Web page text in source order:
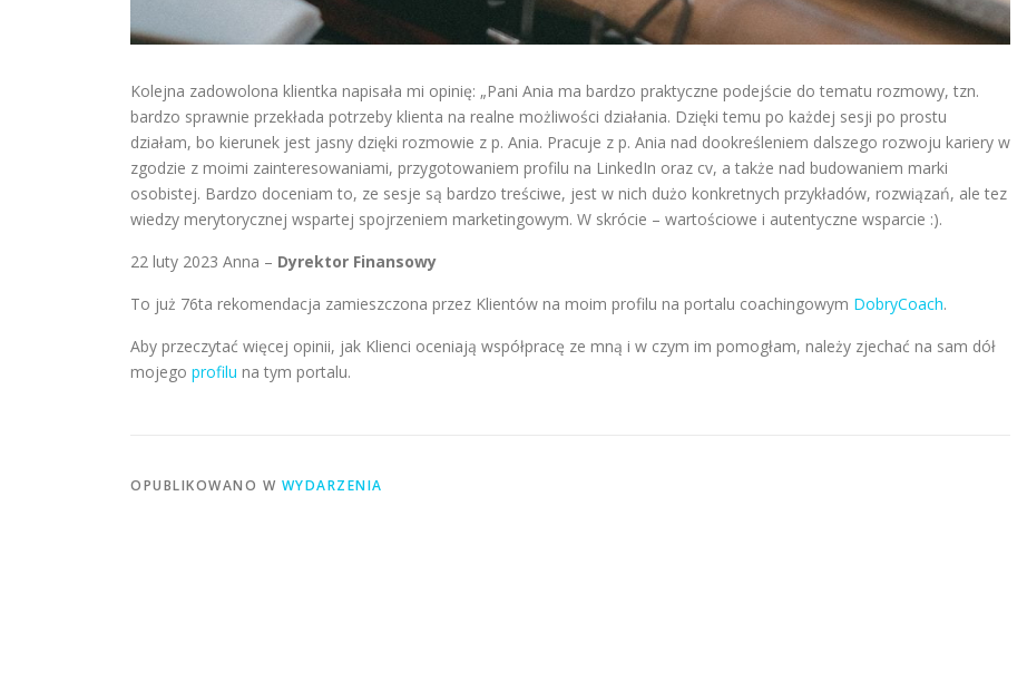
Kolejna zadowolona klientka napisała mi opinię: „Pani Ania ma bardzo praktyczne podejście do tematu rozmowy, tzn.
bardzo sprawnie przekłada potrzeby klienta na realne możliwości działania. Dzięki temu po każdej sesji po prostu
działam, bo kierunek jest jasny dzięki rozmowie z p. Ania. Pracuje z p. Ania nad dookreśleniem dalszego rozwoju kariery w
zgodzie z moimi zainteresowaniami, przygotowaniem profilu na LinkedIn oraz cv, a także nad budowaniem marki
osobistej. Bardzo doceniam to, ze sesje są bardzo treściwe, jest w nich dużo konkretnych przykładów, rozwiązań, ale tez
wiedzy merytorycznej wspartej spojrzeniem marketingowym. W skrócie – wartościowe i autentyczne wsparcie :).
22 luty 2023 Anna – Dyrektor Finansowy
To już 76ta rekomendacja zamieszczona przez Klientów na moim profilu na portalu coachingowym DobryCoach.
Aby przeczytać więcej opinii, jak Klienci oceniają współpracę ze mną i w czym im pomogłam, należy zjechać na sam dół
mojego profilu na tym portalu.
OPUBLIKOWANO W WYDARZENIA